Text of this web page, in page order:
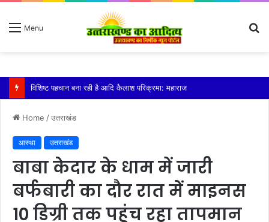
Menu
तेज बारिश से धर्मनगरी हरिद्वार हुई पानी-पानी
Home /उतराखंड
आस्था उतराखंड
बाबा केदार के धाम में जारी
बर्फबारी का दौर रात में माइनस
10 डिग्री तक पहुंच रहा तापमान